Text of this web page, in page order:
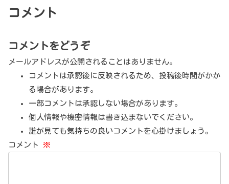
コメント
コメントをどうぞ
メールアドレスが公開されることはありません。
コメントは承認後に反映されるため、投稿後時間がかか
る場合があります。
一部コメントは承認しない場合があります。
個人情報や機密情報は書き込まないでください。
誰が見ても気持ちの良いコメントを心掛けましょう。
コメント ※